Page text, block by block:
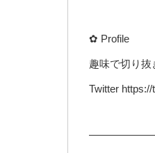
✿ Profile
趣味で切り抜
Twitter